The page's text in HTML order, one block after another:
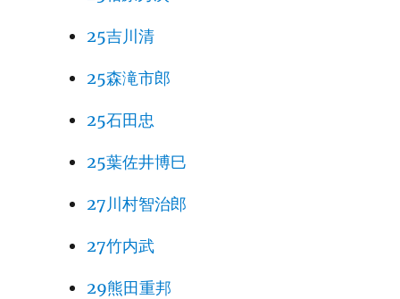
25吉川清
25森滝市郎
25石田忠
25葉佐井博巳
27川村智治郎
27竹内武
29熊田重邦